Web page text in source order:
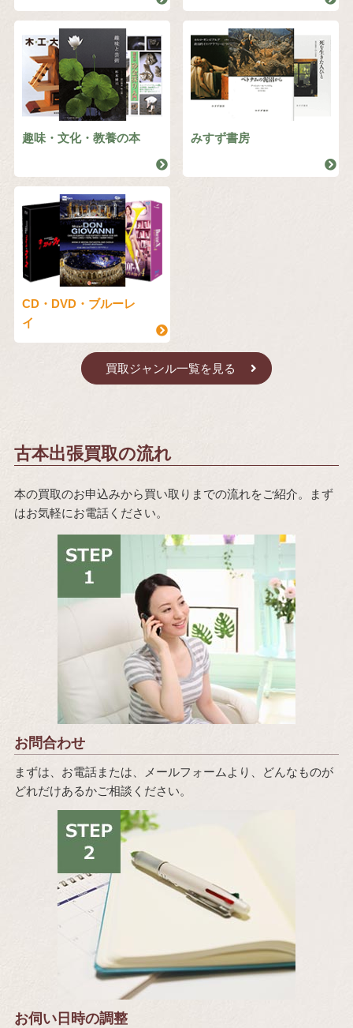
趣味・文化・教養の本 みすず書房
CD・DVD・ブルーレ
イ
買取ジャンル一覧を見る
古本出張買取の流れ
本の買取のお申込みから買い取りまでの流れをご紹介。まず
はお気軽にお電話ください。
お問合わせ
まずは、お電話または、メールフォームより、どんなものが
どれだけあるかご相談ください。
お伺い日時の調整